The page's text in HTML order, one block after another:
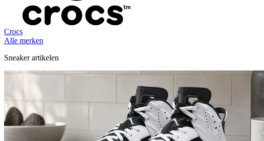
Crocs
Alle merken
Sneaker artikelen